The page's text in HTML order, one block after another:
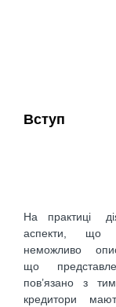
Вступ
На практиці
аспекти, що
неможливо
що
пов’язано з
кредитори